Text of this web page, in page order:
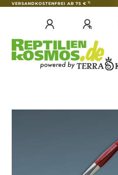
VERSANDKOSTENFREI AB 75 € 1)